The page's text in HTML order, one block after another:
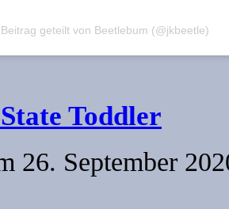
geteilt von Beetlebum (@jkbeetle)
Toddler
26. September